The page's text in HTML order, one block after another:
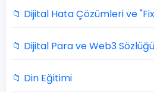
📁 Dijital Hata Çözümleri ve
📁 Dijital Para ve Web3 Sözlüğü
📁 Din Eğitimi